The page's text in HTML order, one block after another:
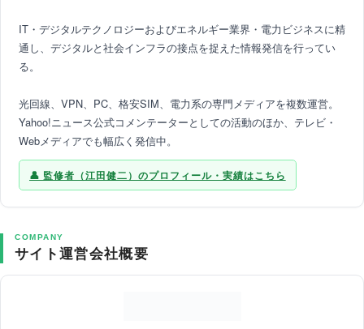
IT・デジタルテクノロジーおよびエネルギー業界・電力ビジネスに精
通し、デジタルと社会インフラの接点を捉えた情報発信を行ってい
る。
光回線、VPN、PC、格安SIM、電力系の専門メディアを複数運営。
Yahoo!ニュース公式コメンテーターとしての活動のほか、テレビ・
Webメディアでも幅広く発信中。
監修者（江田健二）のプロフィール・実績はこちら
COMPANY
サイト運営会社概要